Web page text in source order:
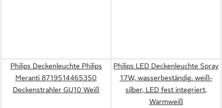
Philips Deckenleuchte Philips
Meranti 8719514465350
Deckenstrahler GU10 Weiß
Philips LED Deckenleuchte Spray
17W, wasserbeständig, weiß-
silber, LED fest integriert,
Warmweiß